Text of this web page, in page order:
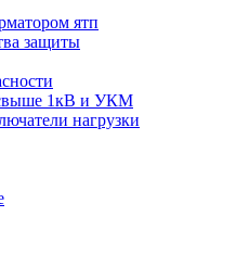
ятп
защиты
свыше 1кВ и УКМ
нагрузки